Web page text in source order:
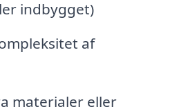
indbygget)
af
materialer eller